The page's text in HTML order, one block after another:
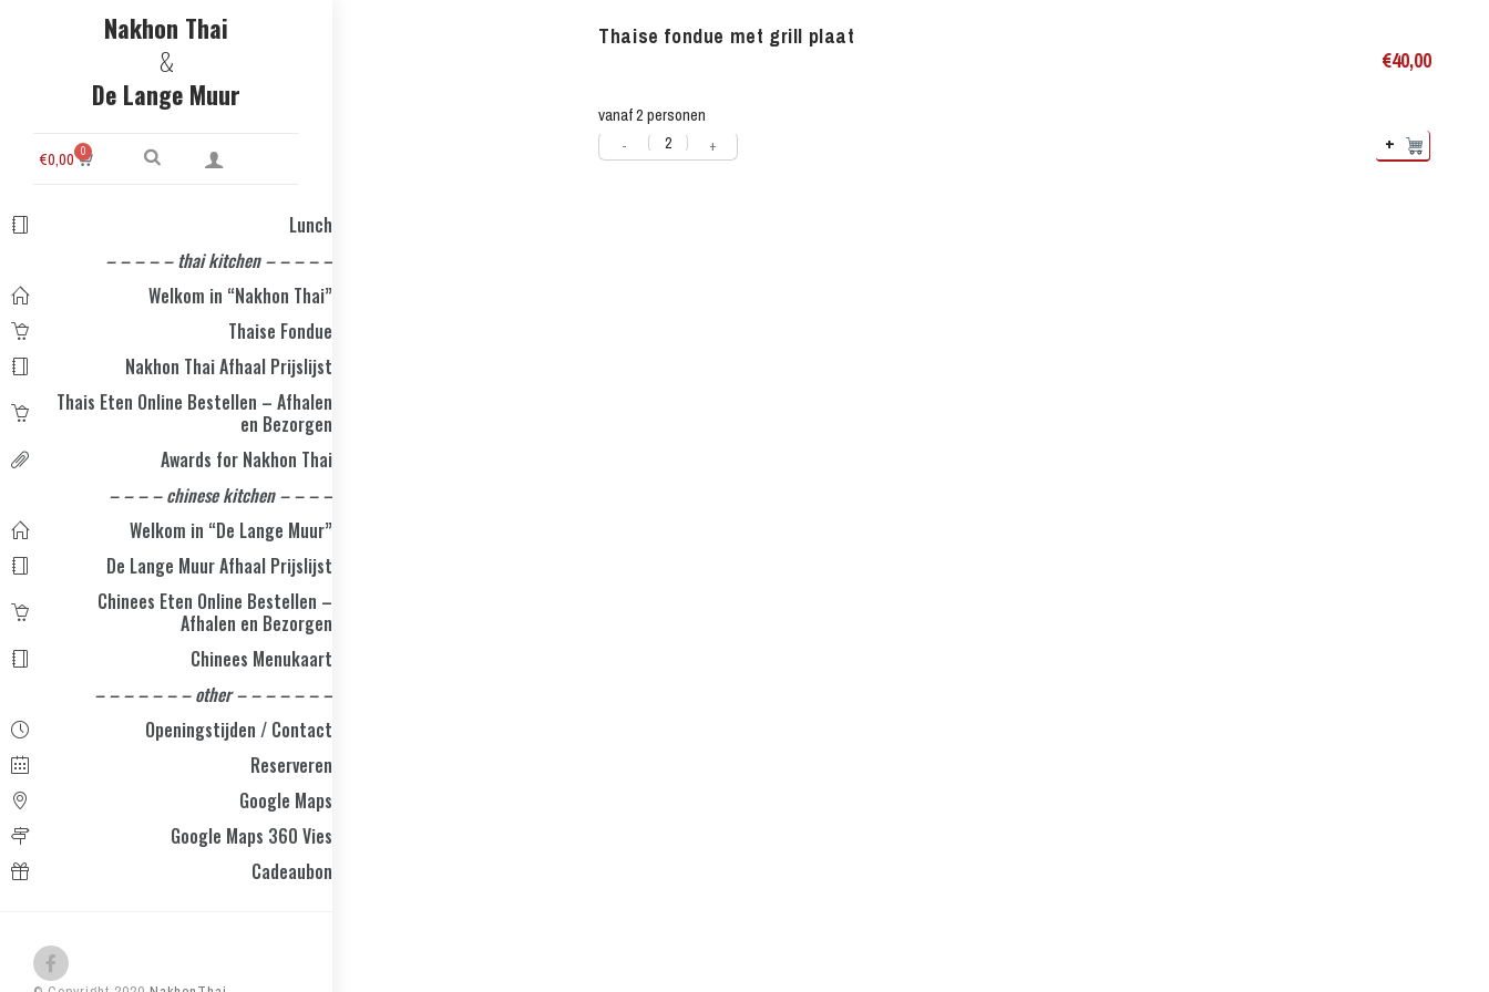
Nakhon Thai
&
De Lange Muur
€0,00 0
Lunch
– – – – – thai kitchen – – – – –
Welkom in “Nakhon Thai”
Thaise Fondue
Nakhon Thai Afhaal Prijslijst
Thais Eten Online Bestellen – Afhalen
en Bezorgen
Awards for Nakhon Thai
– – – – chinese kitchen – – – –
Welkom in “De Lange Muur”
De Lange Muur Afhaal Prijslijst
Chinees Eten Online Bestellen –
Afhalen en Bezorgen
Chinees Menukaart
– – – – – – – other – – – – – – –
Openingstijden / Contact
Reserveren
Google Maps
Google Maps 360 Vies
Cadeaubon
Thaise fondue met grill plaat
€40,00
vanaf 2 personen
- + +